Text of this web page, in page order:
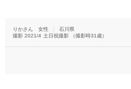
仕上がっていたと思います。自分達で持参
を一緒に撮影してくれたのも有り難かったで
他では中々できないもので、撮影できて本当
りかさん 女性
石川県
撮影 2021/4 土日祝撮影 （撮影時31 歳）